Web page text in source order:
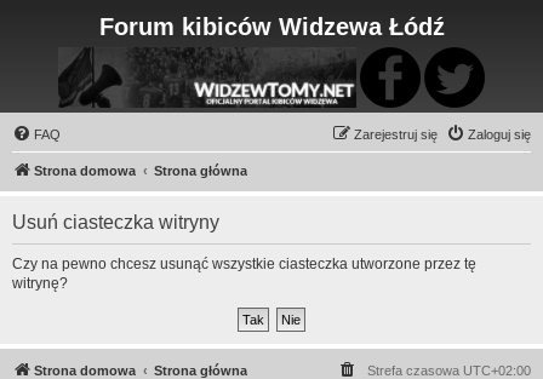
Forum kibiców Widzewa Łódź
FAQ Zaloguj się
Zarejestruj się
Strona domowa Strona główna
Usuń ciasteczka witryny
Czy na pewno chcesz usunąć wszystkie ciasteczka utworzone przez tę
witrynę?
Strona domowa Strona główna Strefa czasowa UTC+02:00